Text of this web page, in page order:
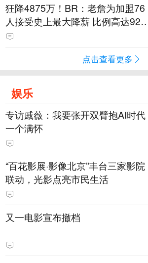
狂降4875万！BR：老詹为加盟76
人接受史上最大降薪 比例高达92.
6%
点击查看更多
娱乐
专访戚薇：我要张开双臂抱AI时代
一个满怀
“百花影展·影像北京”丰台三家影院
联动，光影点亮市民生活
又一电影宣布撤档